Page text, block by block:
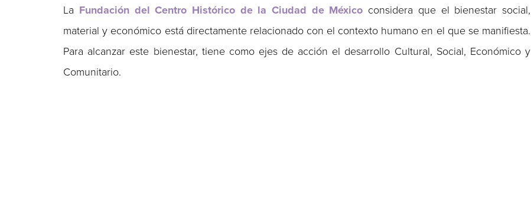
La Fundación del Centro Histórico de la Ciudad de México considera que el bienestar social,
material y económico está directamente relacionado con el contexto humano en el que se manifiesta.
Para alcanzar este bienestar, tiene como ejes de acción el desarrollo Cultural, Social, Económico y
Comunitario.